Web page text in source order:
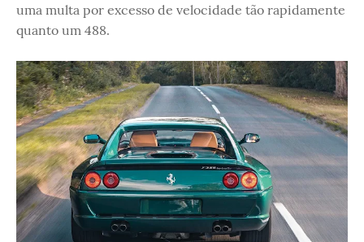
uma multa por excesso de velocidade tão rapidamente
quanto um 488.